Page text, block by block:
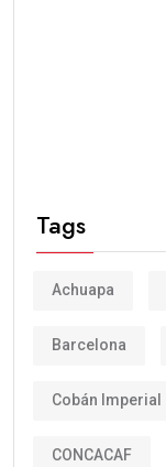
Tags
Achuapa
Barcelona
Cobán Imperial
CONCACAF